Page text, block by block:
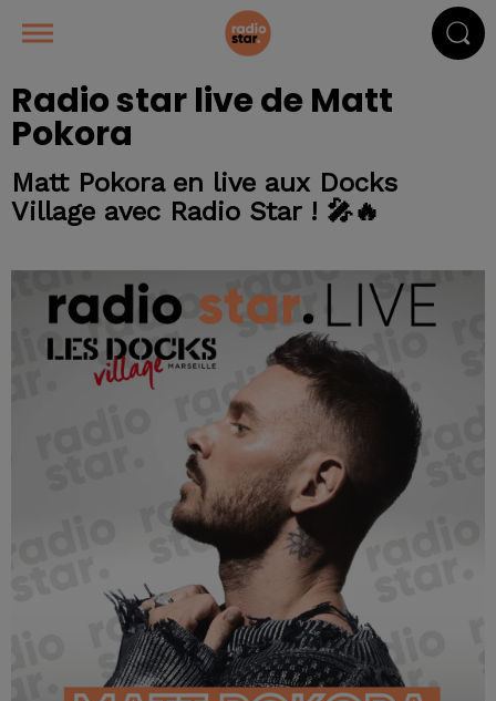
Radio star live de Matt
Pokora
Matt Pokora en live aux Docks
Village avec Radio Star ! 🎤🔥